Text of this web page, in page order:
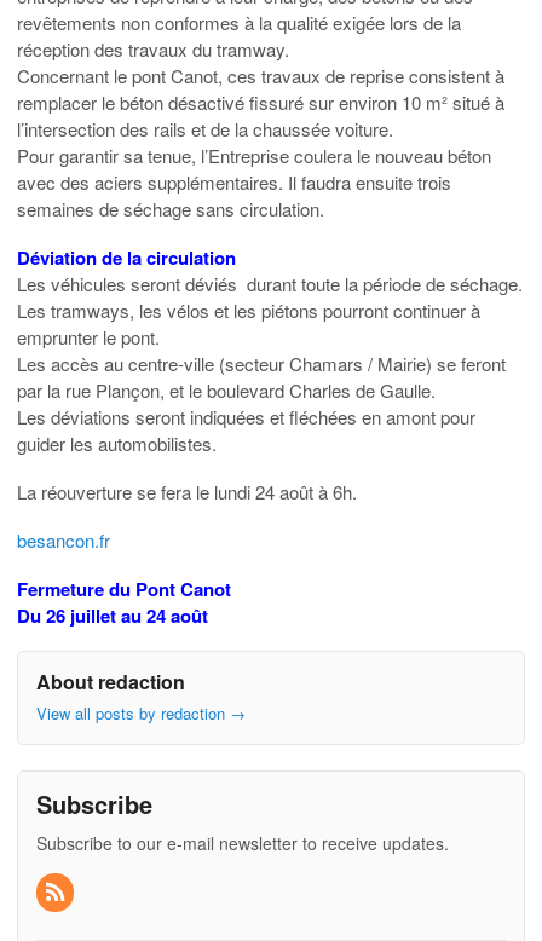
revêtements non conformes à la qualité exigée lors de la
réception des travaux du tramway.
Concernant le pont Canot, ces travaux de reprise consistent à
remplacer le béton désactivé fissuré sur environ 10 m² situé à
l’intersection des rails et de la chaussée voiture.
Pour garantir sa tenue, l’Entreprise coulera le nouveau béton
avec des aciers supplémentaires. Il faudra ensuite trois
semaines de séchage sans circulation.
Déviation de la circulation
Les véhicules seront déviés durant toute la période de séchage.
Les tramways, les vélos et les piétons pourront continuer à
emprunter le pont.
Les accès au centre-ville (secteur Chamars / Mairie) se feront
par la rue Plançon, et le boulevard Charles de Gaulle.
Les déviations seront indiquées et fléchées en amont pour
guider les automobilistes.
La réouverture se fera le lundi 24 août à 6h.
besancon.fr
Fermeture du Pont Canot
Du 26 juillet au 24 août
About redaction
View all posts by redaction →
Subscribe
Subscribe to our e-mail newsletter to receive updates.